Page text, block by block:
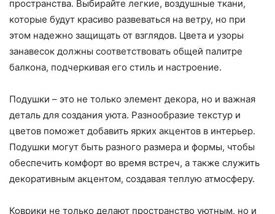
пространства. Выбирайте легкие, воздушные ткани,
которые будут красиво развеваться на ветру, но при
этом надежно защищать от взглядов. Цвета и узоры
занавесок должны соответствовать общей палитре
балкона, подчеркивая его стиль и настроение.
Подушки – это не только элемент декора, но и важная
деталь для создания уюта. Разнообразие текстур и
цветов поможет добавить ярких акцентов в интерьер.
Подушки могут быть разного размера и формы, чтобы
обеспечить комфорт во время встреч, а также служить
декоративным акцентом, создавая теплую атмосферу.
Коврики не только делают пространство уютным, но и